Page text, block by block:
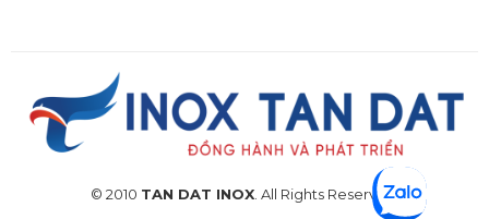
© 2010 TAN DAT INOX. All Rights Reserved.